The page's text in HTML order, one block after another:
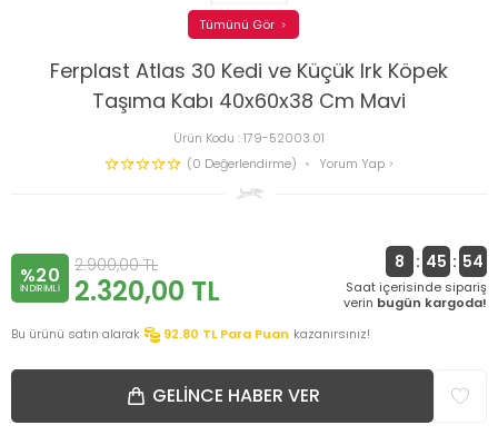
Ferplast Atlas 30 Kedi ve Küçük Irk Köpek
Taşıma Kabı 40x60x38 Cm Mavi
Ürün Kodu :179-52003.01
(0 Değerlendirme)
Yorum Yap
Tümünü Gör
%20
INDIRIMLI
2.900,00TL
2.320,00 TL
8 : 45 : 53
Saat içerisinde sipariş
verin bugün kargoda!
Bu ürünü satın alarak
92.80 TL Para Puan kazanırsınız!
GELINCE HABER VER